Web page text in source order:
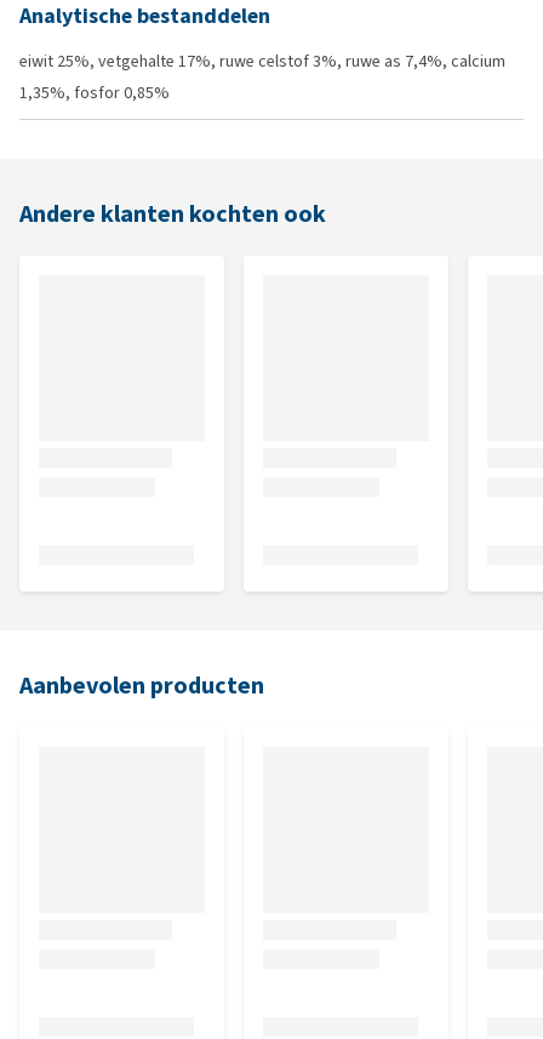
Analytische bestanddelen
eiwit 25%, vetgehalte 17%, ruwe celstof 3%, ruwe as 7,4%, calcium
1,35%, fosfor 0,85%
Andere klanten kochten ook
Aanbevolen producten